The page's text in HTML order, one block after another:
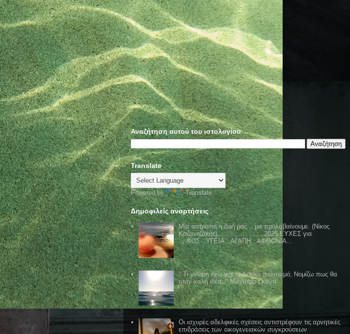
Αναζήτηση αυτού του ιστολογίου
Translate
Powered by Translate
Δημοφιλείς αναρτήσεις
Μια αστραπή η ζωή μας... μα προλαβαίνουμε. (Νίκος
Καζαντζάκης)....................... 2025 ΕΥΧΕΣ για
....ΦΩΣ...ΥΓΕΙΑ...ΑΓΑΠΗ...ΑΦΘΟΝΙΑ...
" Τι γνώμη έχω για το Δυτικό πολιτισμό; Νομίζω πως θα
ήταν καλή ιδέα. " Μαχάτμα Γκάντι
Οι ισχυρές αδελφικές σχέσεις αντιστρέφουν τις αρνητικές
επιδράσεις των οικογενειακών συγκρούσεων